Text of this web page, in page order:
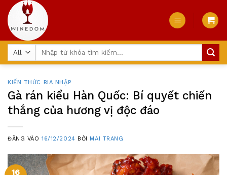
Skip
content
KIẾN THỨC BIA NHẬP
Gà rán kiểu Hàn Quốc: Bí quyết chiến
thắng của hương vị độc đáo
ĐĂNG VÀO16/12/2024 BỞI MAI TRANG
16